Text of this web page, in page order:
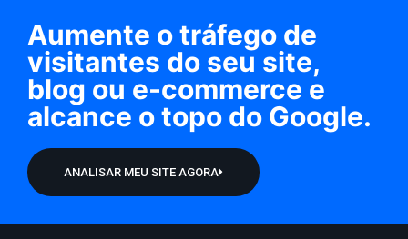
Aumente o tráfego de
visitantes do seu site,
blog ou e-commerce e
alcance o topo do Google.​
ANALISAR MEU SITE AGORA